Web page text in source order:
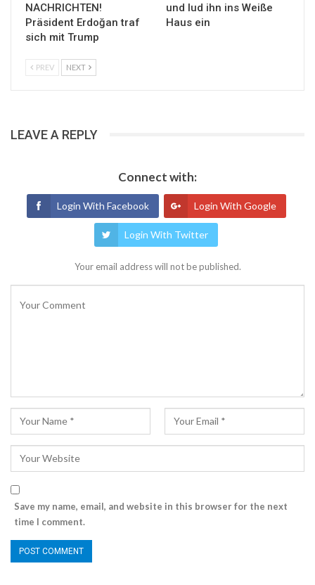
NACHRICHTEN!
Präsident Erdoğan traf
sich mit Trump
und lud ihn ins Weiße
Haus ein
PREV NEXT
LEAVE A REPLY
Connect with:
Login With Facebook Login With Google
Login With Twitter
Your email address will not be published.
Save my name, email, and website in this browser for the next
time I comment.